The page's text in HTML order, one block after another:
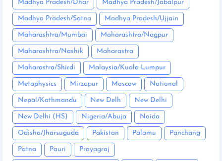
Madhya Pradesh/Dhar Madhya Pradesh/Jabalpur
Madhya Pradesh/Satna Madhya Pradesh/Ujjain
Maharashtra/Mumbai Maharashtra/Nagpur
Maharashtra/Nashik Maharastra
Maharastra/Shirdi Malaysia/Kuala Lumpur
Metaphysics Mirzapur Moscow National
Nepal/Kathmandu New Delh New Delhi
New Delhi (HS) Nigeria/Abuja Noida
Odisha/Jharsuguda Pakistan Palamu Panchang
Patna Pauri Prayagraj